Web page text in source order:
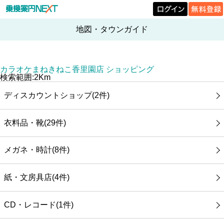
地図・タウンガイド
カラオケまねきねこ香里園店 ショッピング
検索範囲:2Km
ディスカウントショップ(2件)
衣料品・靴(29件)
メガネ・時計(8件)
紙・文房具店(4件)
CD・レコード(1件)